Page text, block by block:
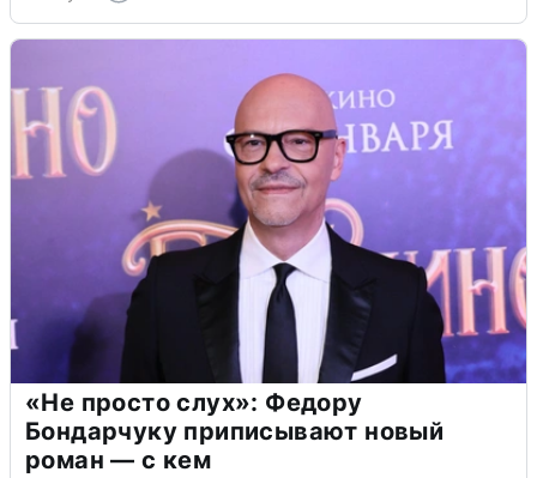
«Не просто слух»: Федору
Бондарчуку приписывают новый
роман — с кем